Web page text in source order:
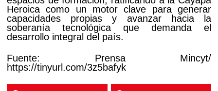
Heroica como un motor clave para generar
capacidades propias y avanzar hacia la
soberanía tecnológica que demanda el
desarrollo integral del país.
Fuente: Prensa Mincyt/
https://tinyurl.com/3z5bafyk